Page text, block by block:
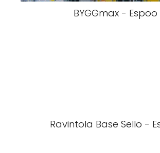
BYGGmax - Espoo
Ravintola Base Sello -